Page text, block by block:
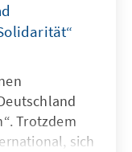
Trotzdem
sich